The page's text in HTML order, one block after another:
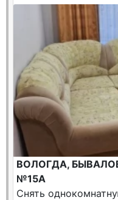
ВОЛОГДА,
№15А
Снять